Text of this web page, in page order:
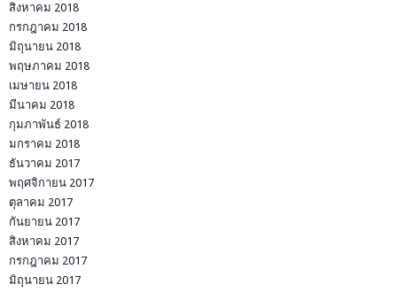
สิงหาคม 2018
กรกฎาคม 2018
มิถุนายน 2018
พฤษภาคม 2018
เมษายน 2018
มีนาคม 2018
กุมภาพันธ์ 2018
มกราคม 2018
ธันวาคม 2017
พฤศจิกายน 2017
ตุลาคม 2017
กันยายน 2017
สิงหาคม 2017
กรกฎาคม 2017
มิถุนายน 2017